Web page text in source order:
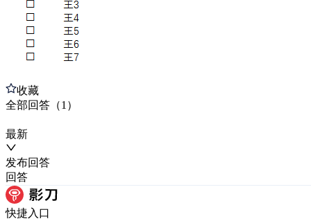
收藏
全部回答 （1 ）
最新
发布回答
回答
快捷入口